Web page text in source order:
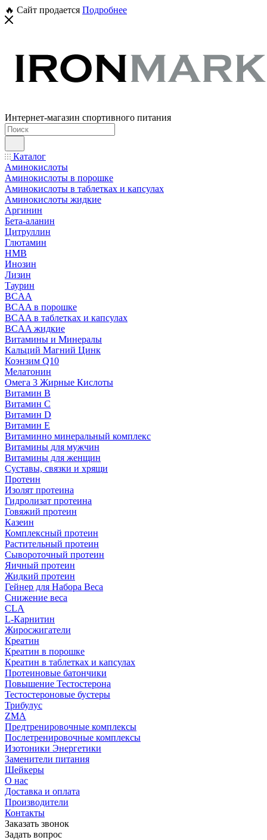
🔥 Сайт продается Подробнее
Интернет-магазин спортивного питания
Каталог
Аминокислоты
Аминокислоты в порошке
Аминокислоты в таблетках и капсулах
Аминокислоты жидкие
Аргинин
Бета-аланин
Цитруллин
Глютамин
HMB
Инозин
Лизин
Таурин
BCAA
BCAA в порошке
BCAA в таблетках и капсулах
BCAA жидкие
Витамины и Минералы
Кальций Магний Цинк
Коэнзим Q10
Мелатонин
Омега 3 Жирные Кислоты
Витамин B
Витамин C
Витамин D
Витамин E
Витаминно минеральный комплекс
Витамины для мужчин
Витамины для женщин
Суставы, связки и хрящи
Протеин
Изолят протеина
Гидролизат протеина
Говяжий протеин
Казеин
Комплексный протеин
Растительный протеин
Сывороточный протеин
Яичный протеин
Жидкий протеин
Гейнер для Набора Веса
Снижение веса
CLA
L-Карнитин
Жиросжигатели
Креатин
Креатин в порошке
Креатин в таблетках и капсулах
Протеиновые батончики
Повышение Тестостерона
Тестостероновые бустеры
Трибулус
ZMA
Предтренировочные комплексы
Послетренировочные комплексы
Изотоники Энергетики
Заменители питания
Шейкеры
О нас
Доставка и оплата
Производители
Контакты
Заказать звонок
Задать вопрос